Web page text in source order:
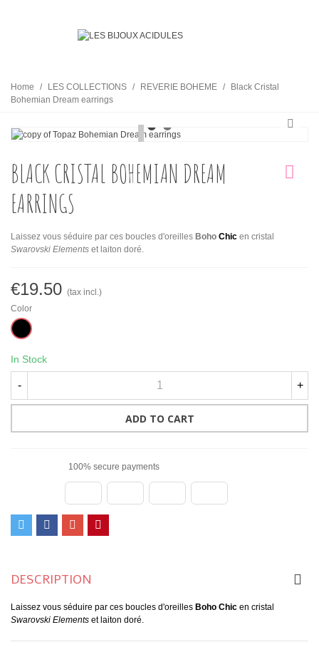
Home / LES COLLECTIONS / REVERIE BOHEME /
Black Cristal
Bohemian Dream earrings
BLACK CRISTAL BOHEMIAN DREAM
EARRINGS
Laissez vous séduire par ces boucles d'oreilles Boho Chic en cristal
Swarovski Elements et laiton doré.
€19.50 (tax incl.)
Color
Black
In Stock
- +
ADD TO CART
100% secure payments
DESCRIPTION
Laissez vous séduire par ces boucles d'oreilles Boho Chic en cristal
Swarovski Elements et laiton doré.